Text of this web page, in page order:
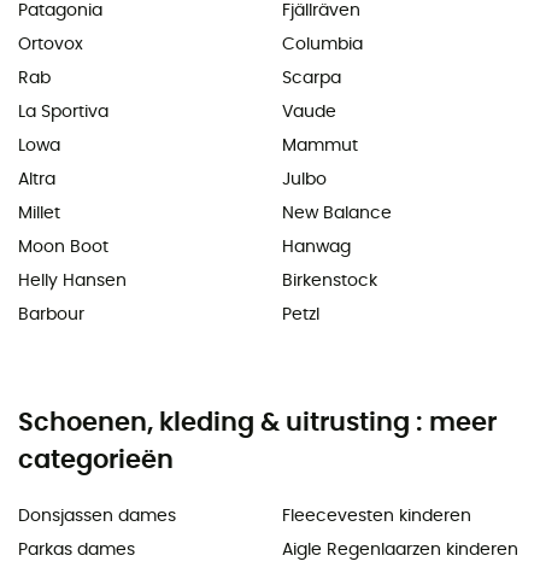
Patagonia
Ortovox
Rab
La Sportiva
Lowa
Altra
Millet
Moon Boot
Helly Hansen
Barbour
Fjällräven
Columbia
Scarpa
Vaude
Mammut
Julbo
New Balance
Hanwag
Birkenstock
Petzl
Schoenen, kleding & uitrusting : meer
categorieën
Donsjassen dames
Parkas dames
Fleecevesten kinderen
Aigle Regenlaarzen kinderen